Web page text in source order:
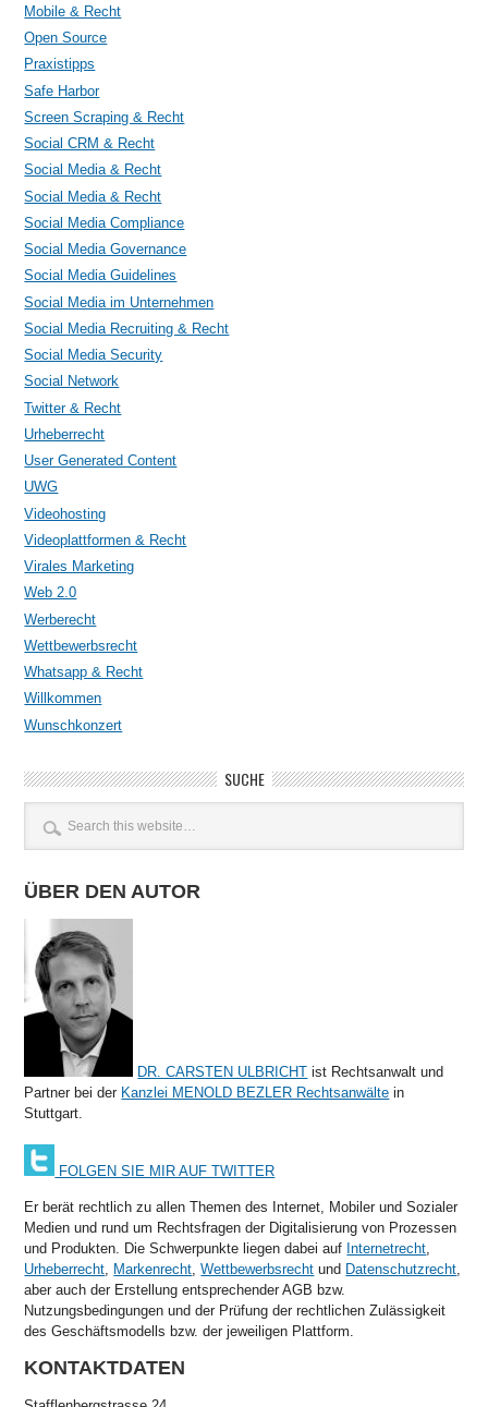
Mobile & Recht
Open Source
Praxistipps
Safe Harbor
Screen Scraping & Recht
Social CRM & Recht
Social Media & Recht
Social Media & Recht
Social Media Compliance
Social Media Governance
Social Media Guidelines
Social Media im Unternehmen
Social Media Recruiting & Recht
Social Media Security
Social Network
Twitter & Recht
Urheberrecht
User Generated Content
UWG
Videohosting
Videoplattformen & Recht
Virales Marketing
Web 2.0
Werberecht
Wettbewerbsrecht
Whatsapp & Recht
Willkommen
Wunschkonzert
SUCHE
ÜBER DEN AUTOR
DR. CARSTEN ULBRICHT ist Rechtsanwalt und
Partner bei der Kanzlei MENOLD BEZLER Rechtsanwälte in
Stuttgart.
FOLGEN SIE MIR AUF TWITTER
Er berät rechtlich zu allen Themen des Internet, Mobiler und Sozialer
Medien und rund um Rechtsfragen der Digitalisierung von Prozessen
und Produkten. Die Schwerpunkte liegen dabei auf Internetrecht
Urheberrecht Markenrecht ,Wettbewerbsrecht und Datenschutzrecht
aber auch der Erstellung entsprechender AGB bzw.
Nutzungsbedingungen und der Prüfung der rechtlichen Zulässigkeit
des Geschäftsmodells bzw. der jeweiligen Plattform.
KONTAKTDATEN